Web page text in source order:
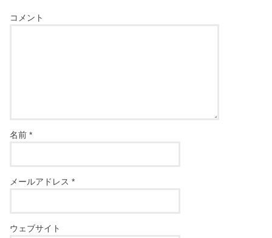
コメント
名前*
メールアドレス*
ウェブサイト